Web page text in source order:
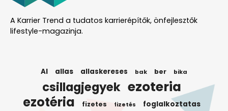
A Karrier Trend a tudatos karrierépítők, önfejlesztők
lifestyle-magazinja.
AI allas allaskereses bak ber bika
csillagjegyek ezoteria
ezotéria fizetes fizetés foglalkoztatas